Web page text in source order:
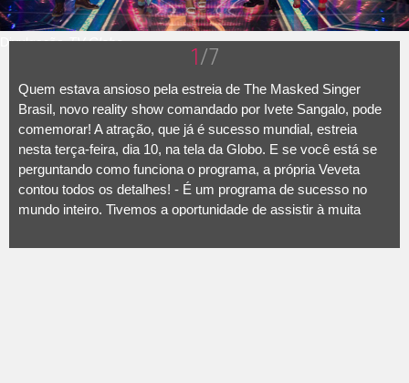
Divulgação-TV Globo 1/7
Quem estava ansioso pela estreia de The Masked Singer
Brasil, novo reality show comandado por Ivete Sangalo, pode
comemorar! A atração, que já é sucesso mundial, estreia
nesta terça-feira, dia 10, na tela da Globo. E se você está se
perguntando como funciona o programa, a própria Veveta
contou todos os detalhes! - É um programa de sucesso no
mundo inteiro. Tivemos a oportunidade de assistir à muita
Estou apresentando, que é uma alegria.